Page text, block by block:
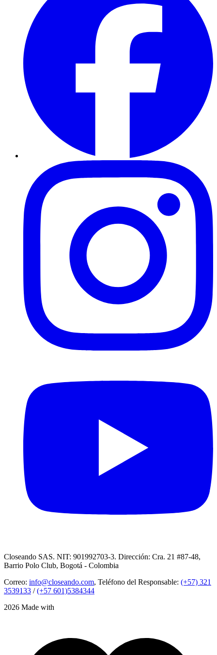
Closeando SAS. NIT: 901992703-3. Dirección: Cra. 21 #87-48,
Barrio Polo Club, Bogotá - Colombia
Correo: info@closeando.com, Teléfono del Responsable: (+57) 321
3539133 /(+57 601)5384344
2026 Made with